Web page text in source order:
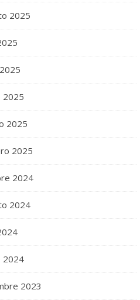
2025
2025
2025
2025
2024
2024
2024
2023